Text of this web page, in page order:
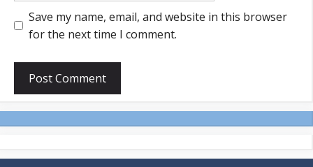
Save my name, email, and website in this browser
for the next time I comment.